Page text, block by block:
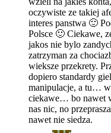
oczywiste ze takiej
interes panstwa 🙂
Polsce 🙂 Ciekawe,
jakos nie bylo
zatrzyman za
wieksze przekrety.
dopiero standardy
manipulacje, a tu…
ciekawe… bo nawet
nas nic, no
nawet nie siedza.